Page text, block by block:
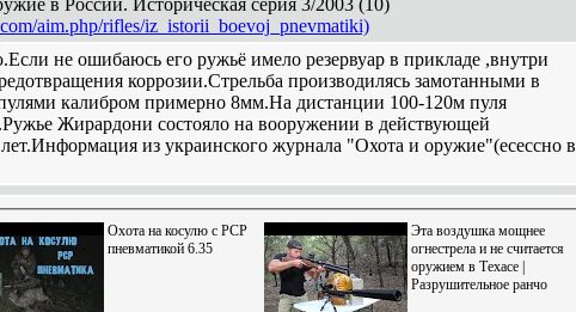
в России. Историческая серия 3/2003 (10)
aim.php/rifles/iz_istorii_boevoj_pnevmatiki)
не ошибаюсь его ружьё имело резервуар в прикладе ,внутри
коррозии.Стрельба производилясь замотанными в
калибром примерно 8мм.На дистанции 100-120м пуля
Жирардони состояло на вооружении в действующей
из украинского журнала "Охота и оружие"(есессно в
Охота на косулю с РСР
пневматикой 6.35
Эта воздушка мощнее
огнестрела и не считается
оружием в Техасе |
Разрушительное ранчо